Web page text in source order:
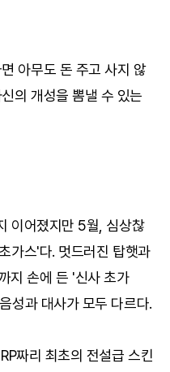
아무도 돈 주고 사지 않
의 개성을 뽐낼 수 있는
이어졌지만 5월, 심상찮
가스'다. 멋드러진 탑햇과
지 손에 든 '신사 초가
성과 대사가 모두 다르다.
짜리 최초의 전설급 스킨